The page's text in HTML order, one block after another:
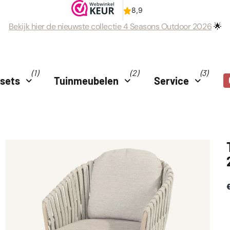
Bekijk hier de nieuwste collectie 4 Seasons Outdoor 2026🌟
(1)
Tuinmeubelen
(2)
Service
(3)